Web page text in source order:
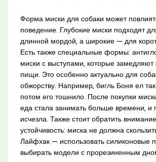
Форма миски для собаки может
поведение. Глубокие миски подходят
длинной мордой, а широкие — для
Есть также специальные формы:
миски с выступами, которые
пищи. Это особенно актуально для
обжорству. Например, бигль Боня ел
потом его тошнило. После покупки
еда стала занимать больше времени, и
исчезла. Также стоит обратить
устойчивость: миска не должна
Лайфхак — использовать силиконовые
выбирать модели с прорезиненным